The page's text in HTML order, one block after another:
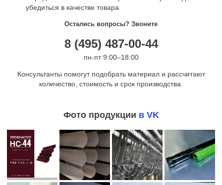
убедиться в качестве товара
Остались вопросы? Звоните
8 (495) 487-00-44
пн-пт 9:00–18:00
Консультанты помогут подобрать материал и рассчитают
количество, стоимость и срок производства.
Фото продукции в VK